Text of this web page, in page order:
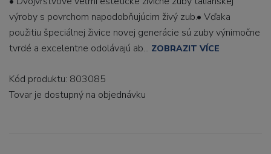
výroby s povrchom napodobňujúcim živý zub.• Vďaka
použitiu špeciálnej živice novej generácie sú zuby výnimočne
tvrdé a excelentne odolávajú ab... ZOBRAZIT VÍCE
Kód produktu: 803085
Tovar je dostupný na objednávku